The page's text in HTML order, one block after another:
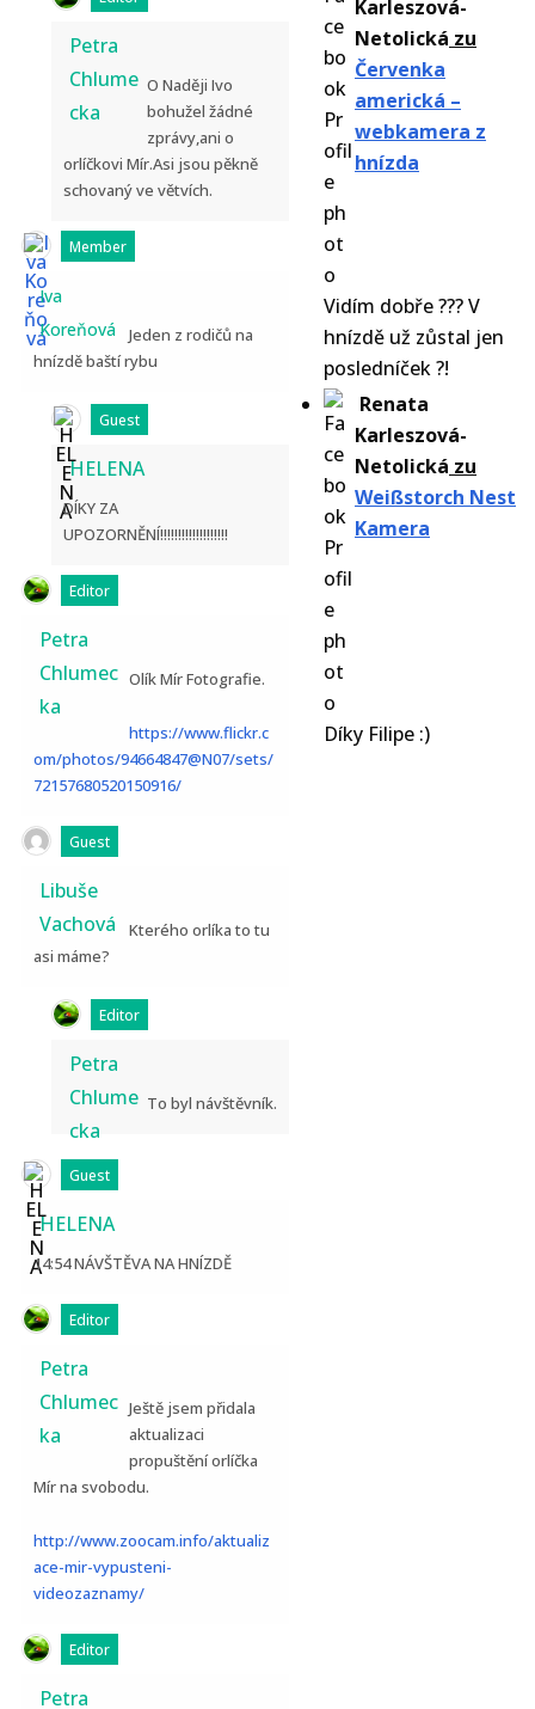
Karleszová-
Netolická zu
Červenka
americká –
webkamera z
hnízda
Vidím dobře ??? V
hnízdě už zůstal jen
posledníček ?!
Renata
Karleszová-
Netolická zu
Weißstorch Nest
Kamera
Díky Filipe :)
Petra
Chlume
cka
O Naději Ivo
bohužel žádné
zprávy,ani o
orlíčkovi Mír.Asi jsou pěkně
schovaný ve větvích.
Member
Iva
Koreňová
Jeden z rodičů na
hnízdě baští rybu
Guest
HELENA
DÍKY ZA
UPOZORNĚNÍ!!!!!!!!!!!!!!!!!!!
Editor
Petra
Chlumec
ka
Olík Mír Fotografie.
https://www.flickr.c
om/photos/94664847@N07/sets/
72157680520150916/
Guest
Libuše
Vachová
Kterého orlíka to tu
asi máme?
Editor
Petra
Chlume
cka
To byl návštěvník.
Guest
HELENA
14:54 NÁVŠTĚVA NA HNÍZDĚ
Editor
Petra
Chlumec
ka
Ještě jsem přidala
aktualizaci
propuštění orlíčka
Mír na svobodu.
http://www.zoocam.info/aktualiz
ace-mir-vypusteni-
videozaznamy/
Editor
Petra